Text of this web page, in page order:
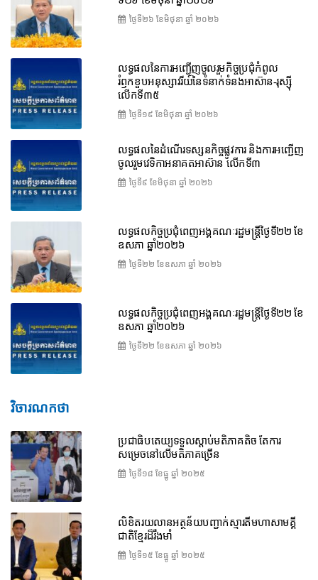
ថ្ងៃទី២៦ ខែ​មិថុនា ឆ្នាំ ២០២៦
លទ្ធផលនៃការអញ្ជើញចូលរួមកិច្ចប្រជុំកំពូល
រំឭកខួបអនុស្សាវរីយ៍នៃទំនាក់ទំនងអាស៊ាន-រុស្ស៊ី
លើកទី៣៥
ថ្ងៃទី១៩ ខែ​មិថុនា ឆ្នាំ ២០២៦
លទ្ធផលនៃដំណើរទស្សនកិច្ចផ្លូវការ និងការអញ្ជើញ
ចូលរួមវេទិកាអនាគតអាស៊ាន លើកទី៣
ថ្ងៃទី៩ ខែ​មិថុនា ឆ្នាំ ២០២៦
លទ្ធផលកិច្ចប្រជុំពេញអង្គគណៈរដ្ឋមន្ត្រីថ្ងៃទី២២ ខែ
ឧសភា ឆ្នាំ២០២៦
ថ្ងៃទី២២ ខែ​ឧសភា ឆ្នាំ ២០២៦
លទ្ធផលកិច្ចប្រជុំពេញអង្គគណៈរដ្ឋមន្រ្តីថ្ងៃទី២២ ខែ
ឧសភា ឆ្នាំ២០២៦
ថ្ងៃទី២២ ខែ​ឧសភា ឆ្នាំ ២០២៦
វិចារណកថា
ប្រជាធិបតេយ្យទទួលស្តាប់មតិភាគតិច តែការ
សម្រេចនៅលើមតិភាគច្រើន
ថ្ងៃទី១៨ ខែ​ធ្នូ ឆ្នាំ ២០២៥
លិខិតរយលានអត្ថន័យបញ្ជាក់ស្មារតីមហាសាមគ្គី
ជាតិខ្មែរដ៏រឹងមាំ
ថ្ងៃទី១៥ ខែ​ធ្នូ ឆ្នាំ ២០២៥